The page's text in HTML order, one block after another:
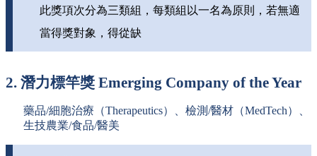
此獎項次分為三類組，每類組以一名為原則，若無適
當得獎對象，得從缺
2. 潛力標竿獎 Emerging Company of the Year
藥品/細胞治療（Therapeutics）、檢測/醫材（MedTech）、
生技農業/食品/醫美